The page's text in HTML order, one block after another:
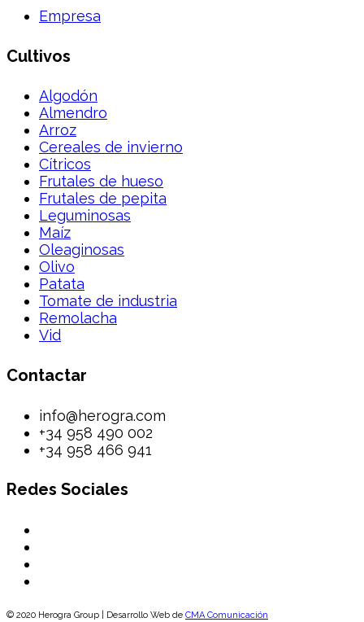
Empresa
Cultivos
Algodón
Almendro
Arroz
Cereales de invierno
Cítricos
Frutales de hueso
Frutales de pepita
Leguminosas
Maíz
Oleaginosas
Olivo
Patata
Tomate de industria
Remolacha
Vid
Contactar
info@herogra.com
+34 958 490 002
+34 958 466 941
Redes Sociales
© 2020 Herogra Group | Desarrollo Web de CMA Comunicación